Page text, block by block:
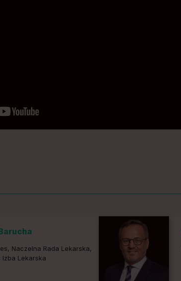
Naczelna Rada Lekarska,
Izba Lekarska